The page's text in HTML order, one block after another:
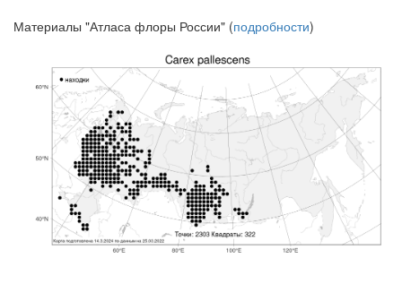
Материалы "Атласа флоры России" (подробности)